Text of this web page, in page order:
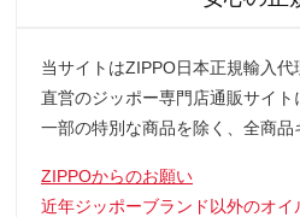
当サイトはZIPPO日本正規輸入代
直営のジッポー専門店通販サイト
一部の特別な商品を除く、全商品
ZIPPOからのお願い
近年ジッポーブランド以外のオ